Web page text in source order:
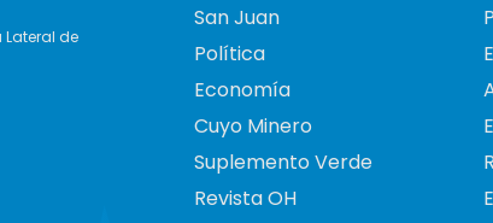
Lateral de
San Juan
Política
Economía
Cuyo Minero
Suplemento Verde
Revista OH